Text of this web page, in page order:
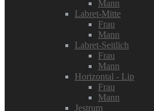
Mann
Labret-Mitte
Frau
Mann
Labret-Seitlich
Frau
Mann
Horizontal - Lip
Frau
Mann
Jestrum